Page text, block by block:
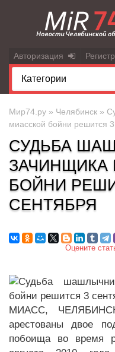
Авторизация
Мир74.ру » Челябинск »
миасской бойни решится
СУДЬБА
ЗАЧИНЩИКА
БОЙНИ
СЕНТЯБРЯ
Оцените
МИАСС,
арестованы двое
побоища во время